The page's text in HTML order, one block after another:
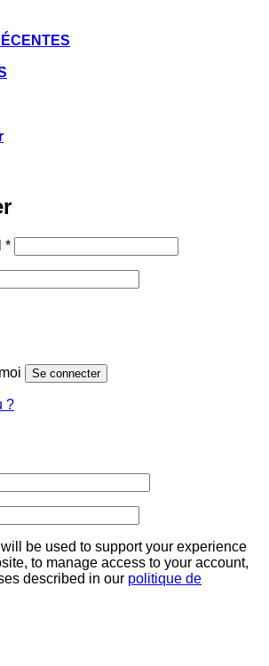
*Obligatoire
Se connecter
?
be used to support your experience
to manage access to your account,
described in our politique de